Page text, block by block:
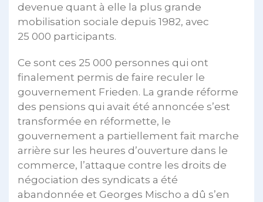
devenue quant à elle la plus grande
mobilisation sociale depuis 1982, avec
25 000 participants.
Ce sont ces 25 000 personnes qui ont
finalement permis de faire reculer le
gouvernement Frieden. La grande réforme
des pensions qui avait été annoncée s’est
transformée en réformette, le
gouvernement a partiellement fait marche
arrière sur les heures d’ouverture dans le
commerce, l’attaque contre les droits de
négociation des syndicats a été
abandonnée et Georges Mischo a dû s’en